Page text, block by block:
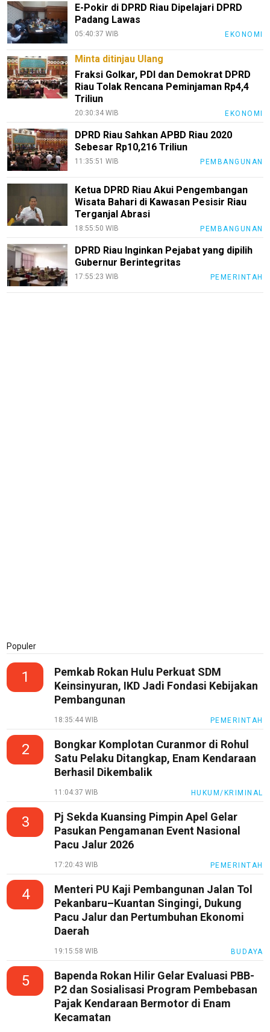
E-Pokir di DPRD Riau Dipelajari DPRD
Padang Lawas
05:40:37 WIB EKONOMI
Minta ditinjau Ulang
Fraksi Golkar, PDI dan Demokrat DPRD
Riau Tolak Rencana Peminjaman Rp4,4
Triliun
20:30:34 WIB EKONOMI
DPRD Riau Sahkan APBD Riau 2020
Sebesar Rp10,216 Triliun
11:35:51 WIB PEMBANGUNAN
Ketua DPRD Riau Akui Pengembangan
Wisata Bahari di Kawasan Pesisir Riau
Terganjal Abrasi
18:55:50 WIB PEMBANGUNAN
DPRD Riau Inginkan Pejabat yang dipilih
Gubernur Berintegritas
17:55:23 WIB PEMERINTAH
Populer
1
Pemkab Rokan Hulu Perkuat SDM
Keinsinyuran, IKD Jadi Fondasi Kebijakan
Pembangunan
18:35:44 WIB PEMERINTAH
2
Bongkar Komplotan Curanmor di Rohul
Satu Pelaku Ditangkap, Enam Kendaraan
Berhasil Dikembalik
11:04:37 WIB HUKUM/KRIMINAL
3
Pj Sekda Kuansing Pimpin Apel Gelar
Pasukan Pengamanan Event Nasional
Pacu Jalur 2026
17:20:43 WIB PEMERINTAH
4
Menteri PU Kaji Pembangunan Jalan Tol
Pekanbaru–Kuantan Singingi, Dukung
Pacu Jalur dan Pertumbuhan Ekonomi
Daerah
19:15:58 WIB BUDAYA
5
Bapenda Rokan Hilir Gelar Evaluasi PBB-
P2 dan Sosialisasi Program Pembebasan
Pajak Kendaraan Bermotor di Enam
Kecamatan